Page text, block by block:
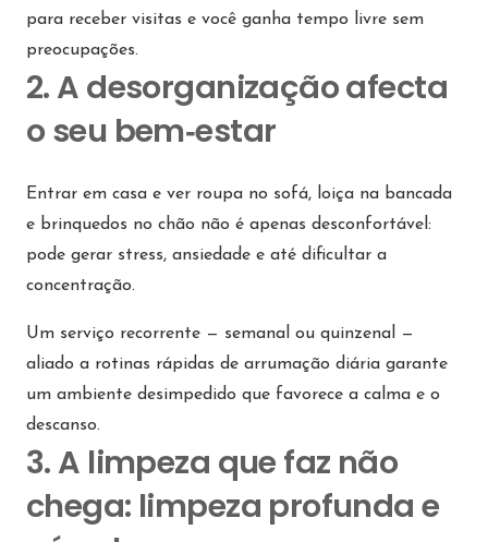
para receber visitas e você ganha tempo livre sem
preocupações.
2. A desorganização afecta
o seu bem‑estar
Entrar em casa e ver roupa no sofá, loiça na bancada
e brinquedos no chão não é apenas desconfortável:
pode gerar stress, ansiedade e até dificultar a
concentração.
Um serviço recorrente — semanal ou quinzenal —
aliado a rotinas rápidas de arrumação diária garante
um ambiente desimpedido que favorece a calma e o
descanso.
3. A limpeza que faz não
chega: limpeza profunda e